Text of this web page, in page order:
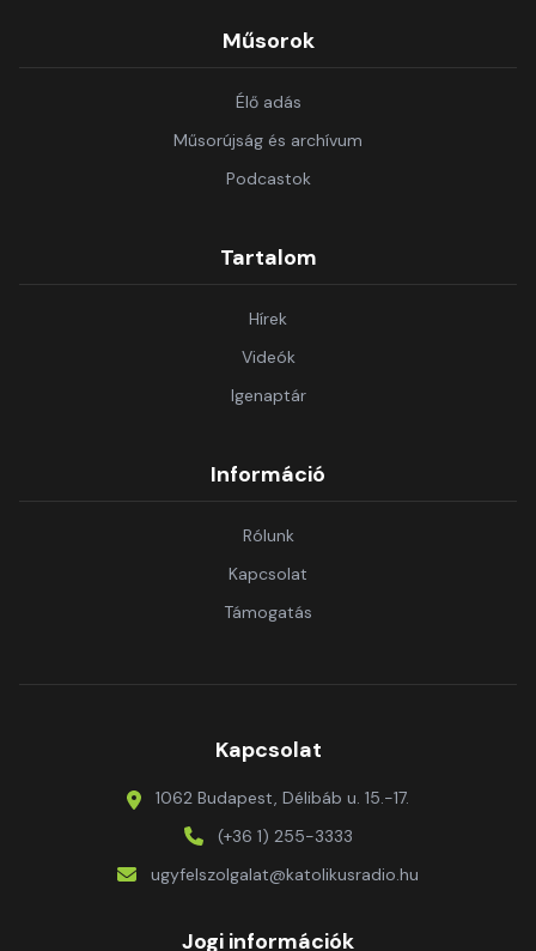
Műsorok
Élő adás
Műsorújság és archívum
Podcastok
Tartalom
Hírek
Videók
Igenaptár
Információ
Rólunk
Kapcsolat
Támogatás
Kapcsolat
1062 Budapest, Délibáb u. 15.-17.
(+36 1) 255-3333
ugyfelszolgalat@katolikusradio.hu
Jogi információk